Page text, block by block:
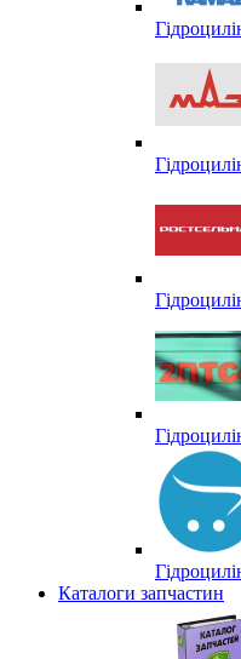
Каталоги запчастин